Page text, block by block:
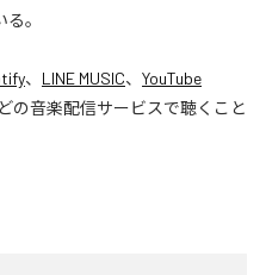
。
、 LINE MUSIC、 YouTube
の音楽配信サービスで聴くこと